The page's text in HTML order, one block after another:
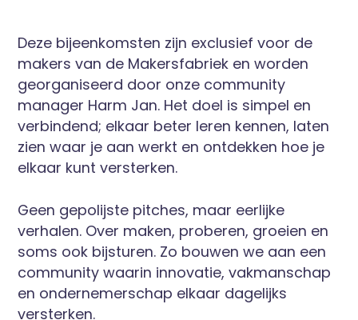
Deze bijeenkomsten zijn exclusief voor de
makers van de Makersfabriek en worden
georganiseerd door onze community
manager Harm Jan. Het doel is simpel en
verbindend; elkaar beter leren kennen, laten
zien waar je aan werkt en ontdekken hoe je
elkaar kunt versterken.
Geen gepolijste pitches, maar eerlijke
verhalen. Over maken, proberen, groeien en
soms ook bijsturen. Zo bouwen we aan een
community waarin innovatie, vakmanschap
en ondernemerschap elkaar dagelijks
versterken.